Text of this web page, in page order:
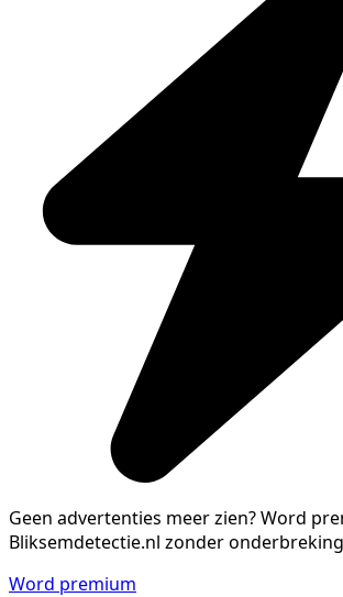
Geen advertenties meer zien?Word
Bliksemdetectie.nl zonder
Word premium